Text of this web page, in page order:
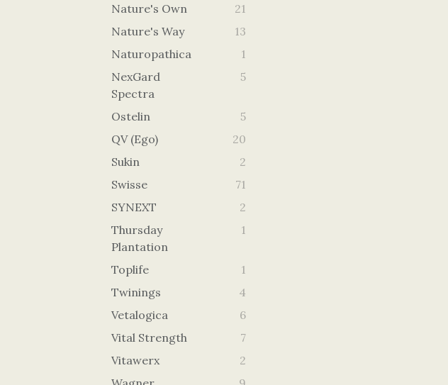
Nature's Own
21
Nature's Way
13
Naturopathica
1
NexGard
Spectra
5
Ostelin
5
QV (Ego)
20
Sukin
2
Swisse
71
SYNEXT
2
Thursday
Plantation
1
Toplife
1
Twinings
4
Vetalogica
6
Vital Strength
7
Vitawerx
2